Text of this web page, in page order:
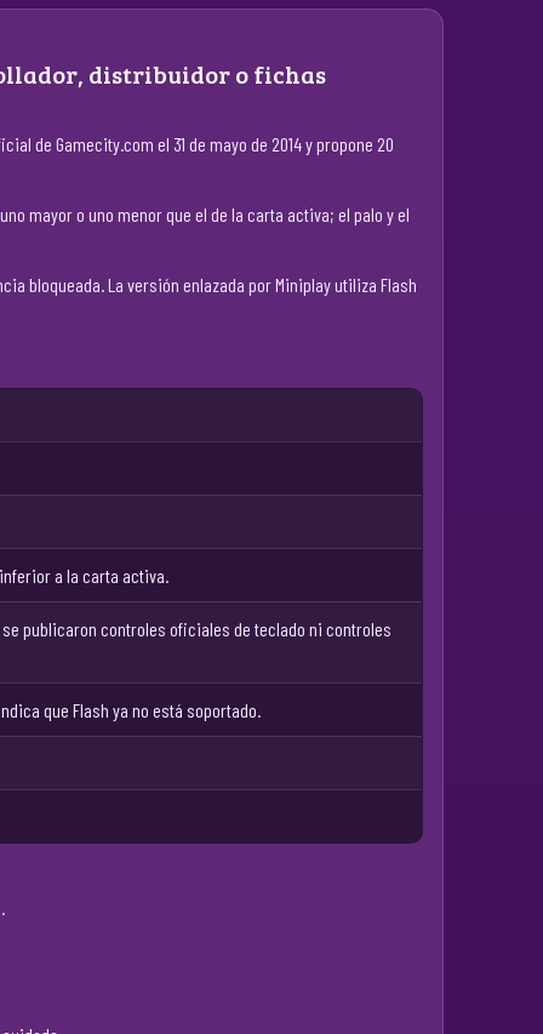
distribuidor o fichas
de Gamecity.com el 31 de mayo de 2014 y propone 20
mayor o uno menor que el de la carta activa; el palo y el
bloqueada. La versión enlazada por Miniplay utiliza Flash
a la carta activa.
publicaron controles oficiales de teclado ni controles
que Flash ya no está soportado.